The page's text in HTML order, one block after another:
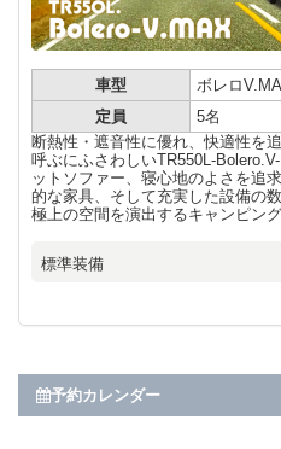
車型
ボレロ
定員
5名
断熱性・遮音性に優れ、快適性を
呼ぶにふさわしいTR550L-
ットソファー、寝心地のよさを追
的な家具、そして充実した設備の
極上の空間を演出するキャンピング
標準装備
予約カレンダー